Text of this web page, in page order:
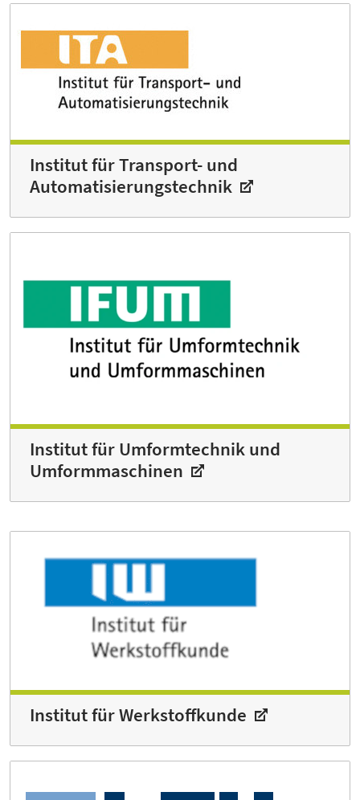
Institut für Transport- und
Automatisierungs­technik
Institut für Umformtechnik und
Umformmaschinen
Institut für Werkstoffkunde